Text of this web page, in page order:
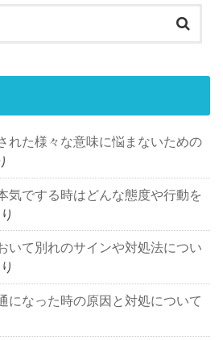
れた様々な意味に悩まないための
気でする時はどんな態度や行動を
いて別れのサインや対処法につい
になった時の原因と対処について